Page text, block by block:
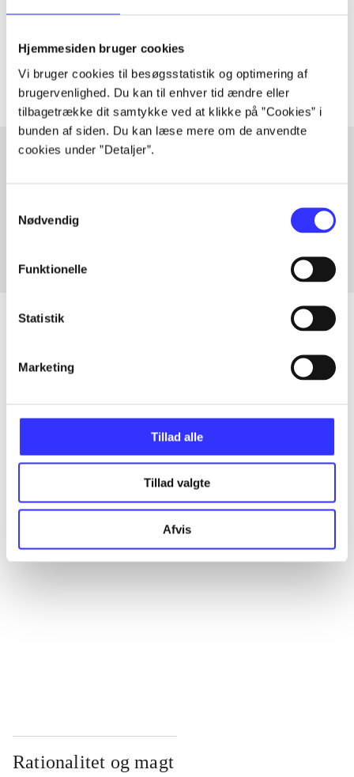
Hjemmesiden bruger cookies
Vi bruger cookies til besøgsstatistik og optimering af
brugervenlighed. Du kan til enhver tid ændre eller
tilbagetrække dit samtykke ved at klikke på ”Cookies” i
bunden af siden. Du kan læse mere om de anvendte
cookies under ”Detaljer”.
Nødvendig
Funktionelle
Statistik
Marketing
Tillad alle
Tillad valgte
Afvis
Artiklerne ihandler ofte om
Fra
Artikler
Rationalitet og magt